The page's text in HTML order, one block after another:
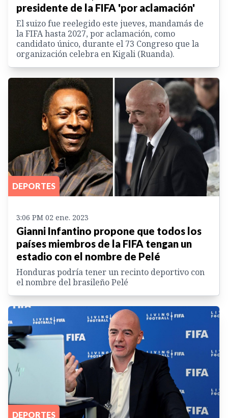
presidente de la FIFA 'por aclamación'
El suizo fue reelegido este jueves, mandamás de
la FIFA hasta 2027, por aclamación, como
candidato único, durante el 73 Congreso que la
organización celebra en Kigali (Ruanda).
DEPORTES
3:06 PM 02 ene. 2023
Gianni Infantino propone que todos los
países miembros de la FIFA tengan un
estadio con el nombre de Pelé
Honduras podría tener un recinto deportivo con
el nombre del brasileño Pelé
DEPORTES